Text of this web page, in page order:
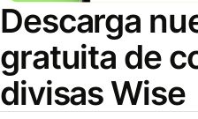
Descarga
gratuita de
divisas Wise